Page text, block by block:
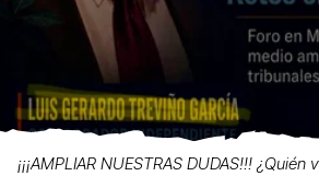
¡¡¡AMPLIAR NUESTRAS DUDAS!!!